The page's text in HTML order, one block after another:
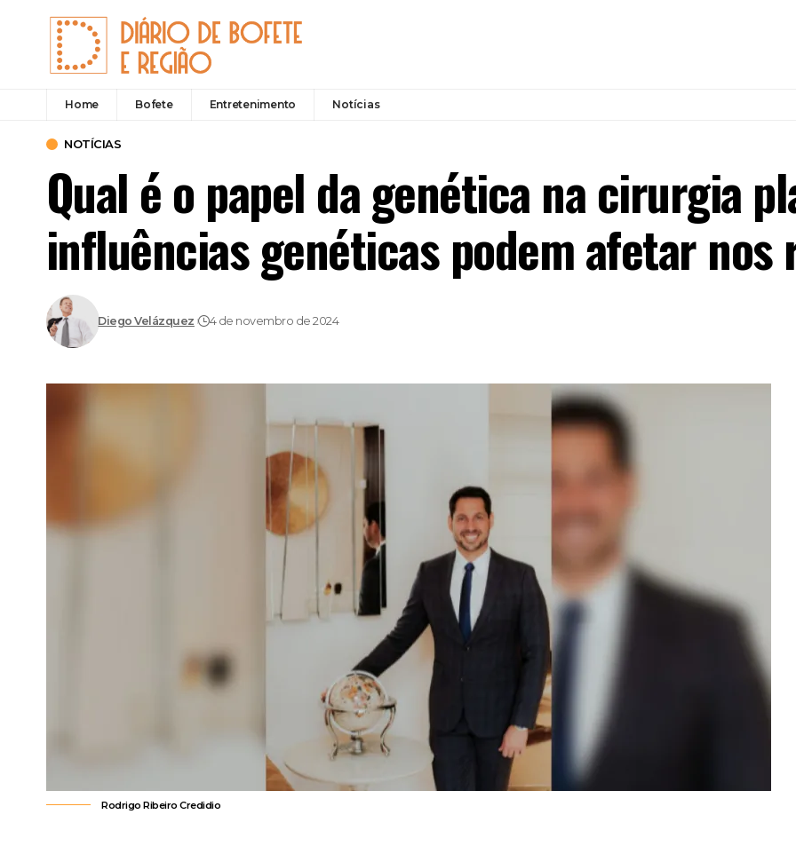
Home Bofete Entretenimento Notícias
NOTÍCIAS
Qual é o papel da genética na cirurgia
influências genéticas podem afetar nos
Diego Velázquez 4 de novembro de 2024
Rodrigo Ribeiro Credidio